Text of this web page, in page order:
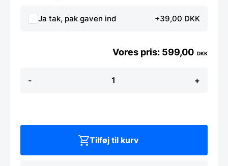
Ja tak, pak gaven ind +39,00 DKK
-
GIMETAL
cm
+
599,00 DKK
Tilføj til kurv